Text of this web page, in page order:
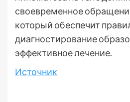
своевременное
который обеспечит
диагностирование
эффективное лечение.
Источник